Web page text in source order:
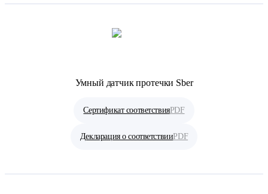
Умный датчик протечки Sber
Сертификат соответствияPDF
Декларация о соответствииPDF